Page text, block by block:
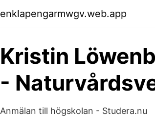
enklapengarmwgv.web.app
Kristin
-
Anmälan till högskolan - Studera.nu